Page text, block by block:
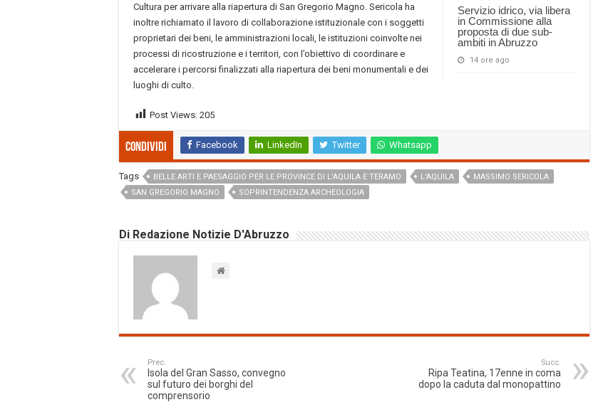
Servizio idrico, via libera
in Commissione alla
proposta di due sub-
ambiti in Abruzzo
14 ore ago
Cultura per arrivare alla riapertura di San Gregorio Magno. Sericola ha
inoltre richiamato il lavoro di collaborazione istituzionale con i soggetti
proprietari dei beni, le amministrazioni locali, le istituzioni coinvolte nei
processi di ricostruzione e i territori, con l’obiettivo di coordinare e
accelerare i percorsi finalizzati alla riapertura dei beni monumentali e dei
luoghi di culto.
Post Views: 205
Condividi Facebook LinkedIn Twitter Whatsapp
Tags BELLE ARTI E PAESAGGIO PER LE PROVINCE DI L’AQUILA E TERAMO L'AQUILA
MASSIMO SERICOLA
SAN GREGORIO MAGNO
SOPRINTENDENZA ARCHEOLOGIA
Di Redazione Notizie D'Abruzzo
Prec.
Isola del Gran Sasso, convegno
sul futuro dei borghi del
comprensorio
Succ.
Ripa Teatina, 17enne in coma
dopo la caduta dal monopattino